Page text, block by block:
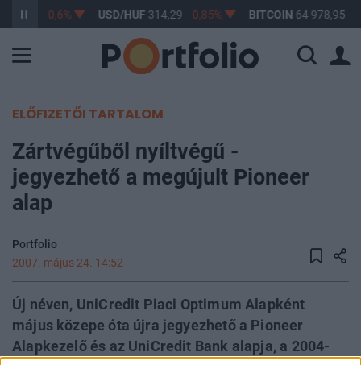
363,21 -0,6% USD/HUF 314,29 -0,85% BITCOIN 64 978,95
ELŐFIZETŐI TARTALOM
Zártvégűből nyíltvégű -
jegyezhető a megújult Pioneer
alap
Portfolio
2007. május 24. 14:52
Új néven, UniCredit Piaci Optimum Alapként
május közepe óta újra jegyezhető a Pioneer
Alapkezelő és az UniCredit Bank alapja, a 2004-